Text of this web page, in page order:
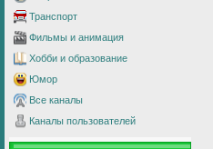
Транспорт
Фильмы и анимация
Хобби и образование
Юмор
Все каналы
Каналы пользователей